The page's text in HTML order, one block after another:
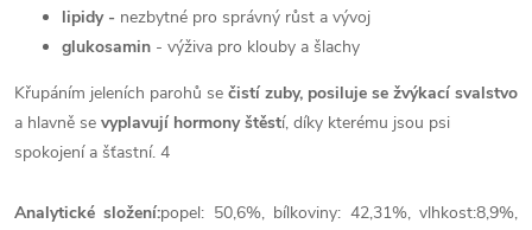
lipidy - nezbytné pro správný růst a vývoj
glukosamin - výživa pro klouby a šlachy
Křupáním jeleních parohů se čistí zuby, posiluje se žvýkací svalstvo
a hlavně se vyplavují hormony štěstí, díky kterému jsou psi
spokojení a šťastní. 4
Analytické složení:popel: 50,6%, bílkoviny: 42,31%, vlhkost:8,9%,